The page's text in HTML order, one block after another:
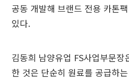
공동 개발해 브랜드 전용 카톤
있다.
김동희 남양유업 FS사업부문장
한 것은 단순히 원료를 공급하